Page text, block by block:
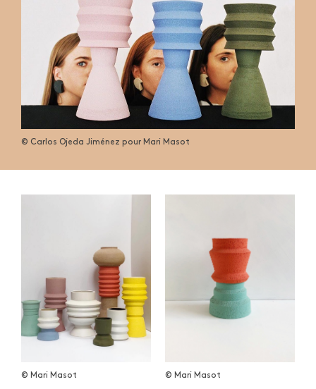
© Carlos Ojeda Jiménez pour Mari Masot
© Mari Masot © Mari Masot